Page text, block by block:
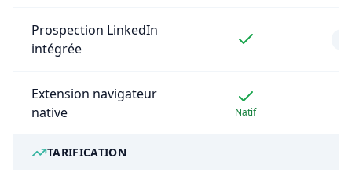
Prospection LinkedIn
intégrée
Extension navigateur
native
Natif
TARIFICATION